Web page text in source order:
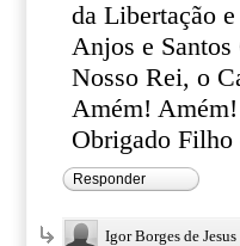
da Libertação
Anjos e Santos
Nosso Rei, o
Amém! Amém!
Obrigado
Responder
Igor Borges de Jesus